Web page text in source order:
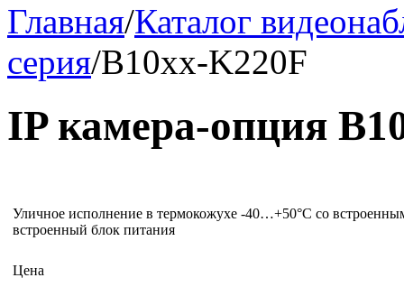
Главная/Каталог
серия/B10xx-K220F
IP камера-опция
Уличное исполнение в термокожухе -40…+50°С со
встроенный блок питания
Цена